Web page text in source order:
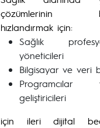
çözümlerinin
hızlandırmak için:
Sağlık
yöneticileri
Bilgisayar ve veri
Programcılar
geliştiricileri
için ileri dijital